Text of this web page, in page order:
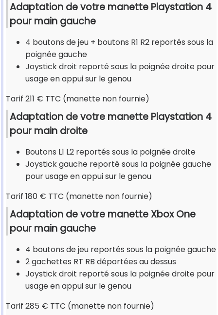
Adaptation de votre manette Playstation 4
pour main gauche
4 boutons de jeu + boutons R1 R2 reportés sous la
poignée gauche
Joystick droit reporté sous la poignée droite pour
usage en appui sur le genou
Tarif 211 € TTC (manette non fournie)
Adaptation de votre manette Playstation 4
pour main droite
Boutons L1 L2 reportés sous la poignée droite
Joystick gauche reporté sous la poignée gauche
pour usage en appui sur le genou
Tarif 180 € TTC (manette non fournie)
Adaptation de votre manette Xbox One
pour main gauche
4 boutons de jeu reportés sous la poignée gauche
2 gachettes RT RB déportées au dessus
Joystick droit reporté sous la poignée droite pour
usage en appui sur le genou
Tarif 285 € TTC (manette non fournie)